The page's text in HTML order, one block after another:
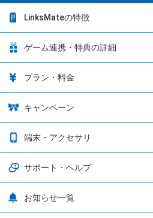
LinksMateの特徴
LinksMateの特徴
音声通話料金がもっとオトクに
データ通信容量繰り越し
通信エリアと通信速度状況
つながる端末保証
ゲーム連携・特典の詳細
ゲーム連携・特典の詳細
ブレイブソード×ブレイズソウル
ウマ娘 プリティーダービー
プリンセスコネクト！Re:Dive
プラン・料金
プラン・料金
3種類のSIMタイプ
日割り計算
キャンペーン
お得なキャンペーン実施中！
OPPO端末購入キャンペーン第5弾
端末・アクセサリ
端末・アクセサリ
iPhone利用について
サポート・ヘルプ
サポート・ヘルプ
お知らせ一覧